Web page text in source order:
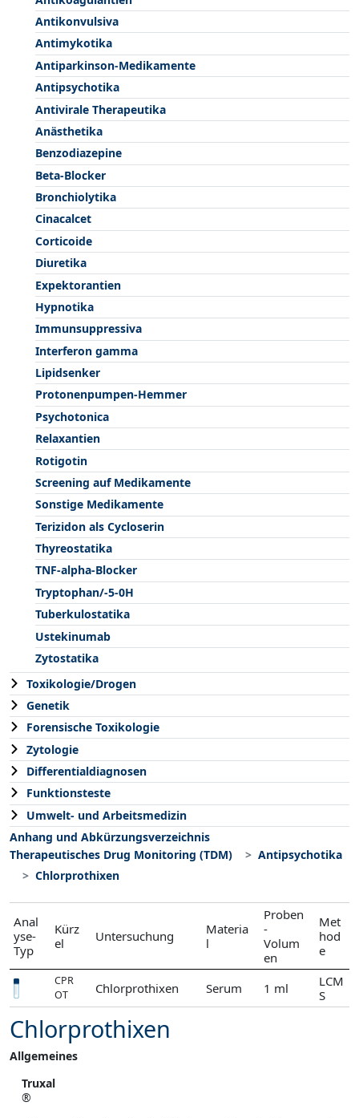
Antikonvulsiva
Antimykotika
Antiparkinson-Medikamente
Antipsychotika
Antivirale Therapeutika
Anästhetika
Benzodiazepine
Beta-Blocker
Bronchiolytika
Cinacalcet
Corticoide
Diuretika
Expektorantien
Hypnotika
Immunsuppressiva
Interferon gamma
Lipidsenker
Protonenpumpen-Hemmer
Psychotonica
Relaxantien
Rotigotin
Screening auf Medikamente
Sonstige Medikamente
Terizidon als Cycloserin
Thyreostatika
TNF-alpha-Blocker
Tryptophan/-5-0H
Tuberkulostatika
Ustekinumab
Zytostatika
Toxikologie/Drogen
Genetik
Forensische Toxikologie
Zytologie
Differentialdiagnosen
Funktionsteste
Umwelt- und Arbeitsmedizin
Anhang und Abkürzungsverzeichnis
Therapeutisches Drug Monitoring (TDM)
Antipsychotika
Chlorprothixen
Anal
yse-
Typ
Kürz
el
Untersuchung
Materia
l
Proben
-
Volum
en
Met
hod
e
CPR
OT
Chlorprothixen Serum 1 ml
LCM
S
Chlorprothixen
Allgemeines
Truxal
®